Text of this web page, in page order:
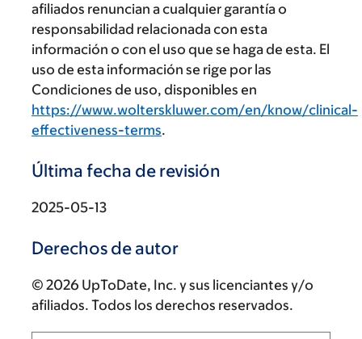
afiliados renuncian a cualquier garantía o
responsabilidad relacionada con esta
información o con el uso que se haga de esta. El
uso de esta información se rige por las
Condiciones de uso, disponibles en
https://www.wolterskluwer.com/en/know/clinical-
effectiveness-terms.
Última fecha de revisión
2025-05-13
Derechos de autor
© 2026 UpToDate, Inc. y sus licenciantes y/o
afiliados. Todos los derechos reservados.